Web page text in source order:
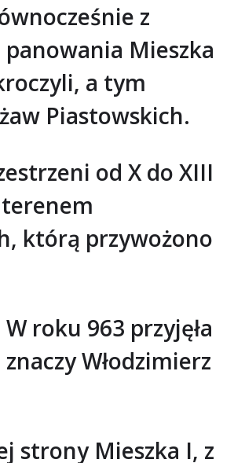
z
Mieszka
a tym
Piastowskich.
od X do XIII
którą przywożono
roku 963 przyjęła
Włodzimierz
strony Mieszka I, z